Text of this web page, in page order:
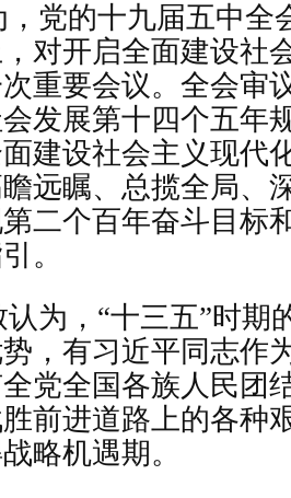
党的十九届五中全
对开启全面建设社
重要会议。全会审
发展第十四个五年
建设社会主义现代
远瞩、总揽全局、
二个百年奋斗目标
。
认为，“十三五”时期
，有习近平同志作
党全国各族人民团
前进道路上的各种
略机遇期。